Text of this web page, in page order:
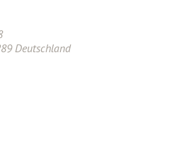
Deutschland